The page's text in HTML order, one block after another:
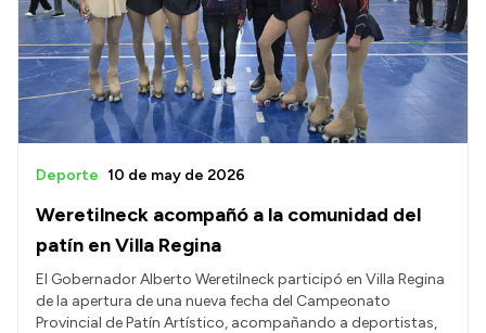
Transparencia
Presupuesto
Boletín Oficial
Compras y licitaciones
Consulta de expedientes
Convocatorias
Intranet
Login
Weretilneck acompañó a la comunidad del
patín en Villa Regina
Deporte 10 de may de 2026
El Gobernador Alberto Weretilneck participó en Villa Regina
de la apertura de una nueva fecha del Campeonato
Provincial de Patín Artístico, acompañando a deportistas,